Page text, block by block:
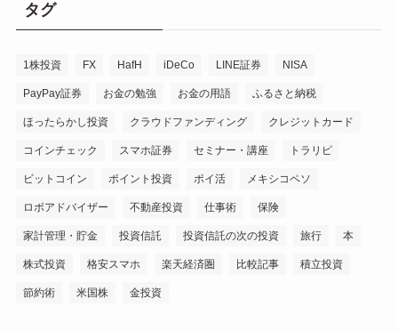
タグ
1株投資 FX HafH iDeCo LINE証券 NISA
PayPay証券 お金の勉強 お金の用語 ふるさと納税
ほったらかし投資 クラウドファンディング クレジットカード
コインチェック スマホ証券 セミナー・講座 トラリピ
ビットコイン ポイント投資 ポイ活 メキシコペソ
ロボアドバイザー 不動産投資 仕事術 保険
家計管理・貯金 投資信託 投資信託の次の投資 旅行 本
株式投資 格安スマホ 楽天経済圏 比較記事 積立投資
節約術 米国株 金投資